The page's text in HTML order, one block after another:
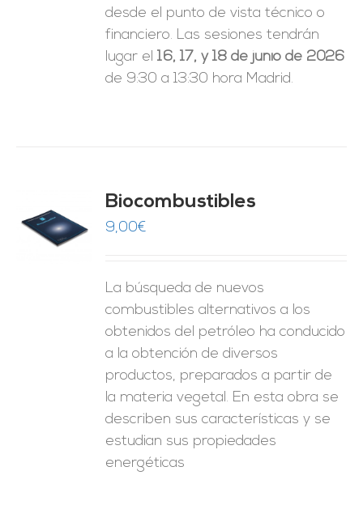
desde el punto de vista técnico o
financiero. Las sesiones tendrán
lugar el16, 17, y 18 de junio de 2026
de 9:30 a 13:30 hora Madrid.
Biocombustibles
9,00€
La búsqueda de nuevos
combustibles alternativos a los
obtenidos del petróleo ha conducido
a la obtención de diversos
productos, preparados a partir de
la materia vegetal. En esta obra se
describen sus características y se
estudian sus propiedades
energéticas